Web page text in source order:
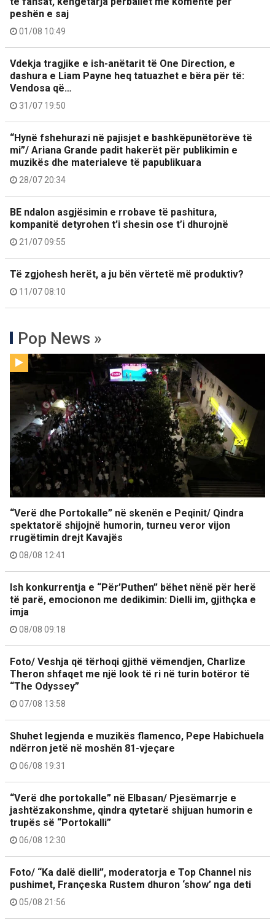
peshën e saj
01/08 10:49
Vdekja tragjike e ish-anëtarit të One Direction, e
dashura e Liam Payne heq tatuazhet e bëra për të:
Vendosa që…
31/07 19:50
“Hynë fshehurazi në pajisjet e bashkëpunëtorëve të
mi”/ Ariana Grande padit hakerët për publikimin e
muzikës dhe materialeve të papublikuara
28/07 20:34
BE ndalon asgjësimin e rrobave të pashitura,
kompanitë detyrohen t’i shesin ose t’i dhurojnë
21/07 09:55
Të zgjohesh herët, a ju bën vërtetë më produktiv?
11/07 08:10
Pop News »
“Verë dhe Portokalle” në skenën e Peqinit/ Qindra
spektatorë shijojnë humorin, turneu veror vijon
rrugëtimin drejt Kavajës
08/08 12:41
Ish konkurrentja e “Për’Puthen” bëhet nënë për herë
të parë, emocionon me dedikimin: Dielli im, gjithçka e
imja
08/08 09:18
Foto/ Veshja që tërhoqi gjithë vëmendjen, Charlize
Theron shfaqet me një look të ri në turin botëror të
“The Odyssey”
07/08 13:58
Shuhet legjenda e muzikës flamenco, Pepe Habichuela
ndërron jetë në moshën 81-vjeçare
06/08 19:31
“Verë dhe portokalle” në Elbasan/ Pjesëmarrje e
jashtëzakonshme, qindra qytetarë shijuan humorin e
trupës së “Portokalli”
06/08 12:30
Foto/ “Ka dalë dielli”, moderatorja e Top Channel nis
pushimet, Françeska Rustem dhuron ‘show’ nga deti
05/08 21:56